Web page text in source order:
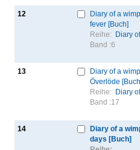
12
Diary of a
fever [Buch]
Reihe:
Diary
Band :6
13
Diary of a
Överlöde
Reihe:
Diary
Band :17
14
Diary of a
days [Buch]